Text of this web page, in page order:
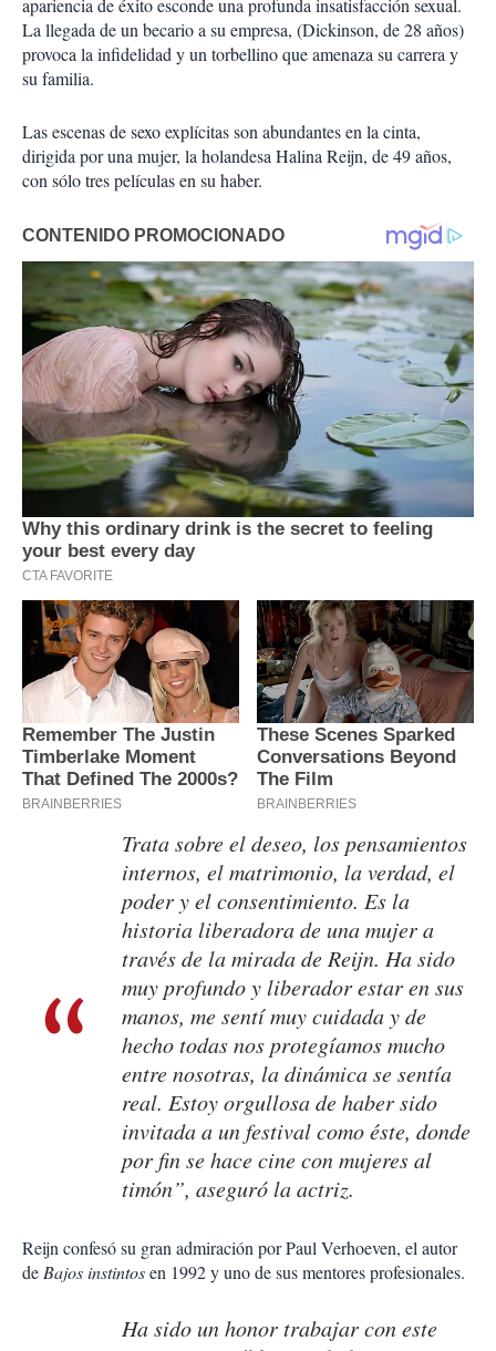
apariencia de éxito esconde una profunda insatisfacción sexual.
La llegada de un becario a su empresa, (Dickinson, de 28 años)
provoca la infidelidad y un torbellino que amenaza su carrera y
su familia.
Las escenas de sexo explícitas son abundantes en la cinta,
dirigida por una mujer, la holandesa Halina Reijn, de 49 años,
con sólo tres películas en su haber.
Trata sobre el deseo, los pensamientos
internos, el matrimonio, la verdad, el
poder y el consentimiento. Es la
historia liberadora de una mujer a
través de la mirada de Reijn. Ha sido
muy profundo y liberador estar en sus
manos, me sentí muy cuidada y de
hecho todas nos protegíamos mucho
entre nosotras, la dinámica se sentía
real. Estoy orgullosa de haber sido
invitada a un festival como éste, donde
por fin se hace cine con mujeres al
timón”, aseguró la actriz.
Reijn confesó su gran admiración por Paul Verhoeven, el autor
deBajos instintosen 1992 y uno de sus mentores profesionales.
Ha sido un honor trabajar con este